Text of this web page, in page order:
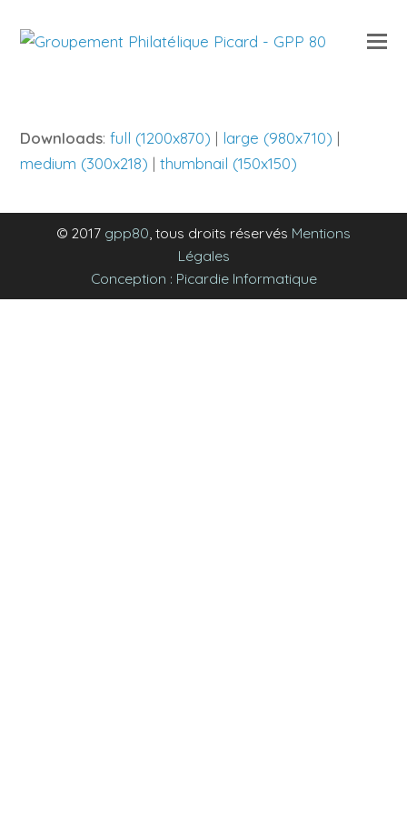
Downloads:full (1200x870) | large (980x710) |
medium (300x218) |thumbnail (150x150)
© 2017 gpp80, tous droits réservés Mentions
Légales
Conception : Picardie Informatique